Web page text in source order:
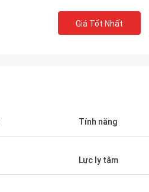
Giá Tốt Nhất
Tính năng
Lực ly tâm